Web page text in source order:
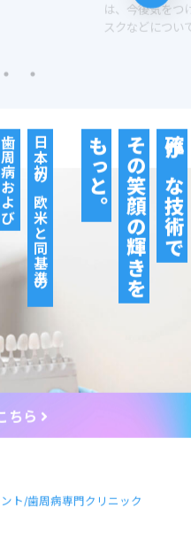
は、今後気をつ
スクなどについ
確かな技術で
その笑顔の輝きを
もっと。
日本初の欧米と同基準の
歯周病および
ちら
ト/歯周病専門クリニック